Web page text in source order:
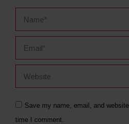
Save my name, email, and
time I comment.